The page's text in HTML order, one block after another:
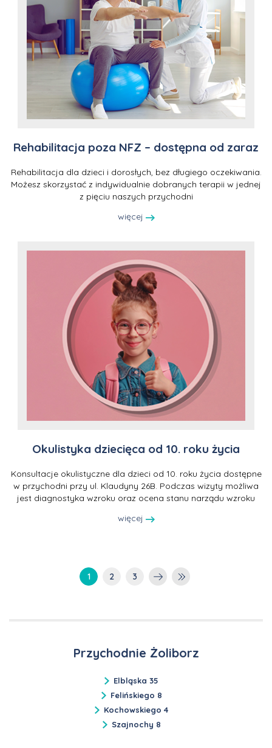
Rehabilitacja poza NFZ – dostępna od zaraz
Rehabilitacja dla dzieci i dorosłych, bez długiego oczekiwania.
Możesz skorzystać z indywidualnie dobranych terapii w jednej
z pięciu naszych przychodni
więcej
Okulistyka dziecięca od 10. roku życia
Konsultacje okulistyczne dla dzieci od 10. roku życia dostępne
w przychodni przy ul. Klaudyny 26B. Podczas wizyty możliwa
jest diagnostyka wzroku oraz ocena stanu narządu wzroku
więcej
1 2 3
Przychodnie Żoliborz
Elbląska 35
Felińskiego 8
Kochowskiego 4
Szajnochy 8